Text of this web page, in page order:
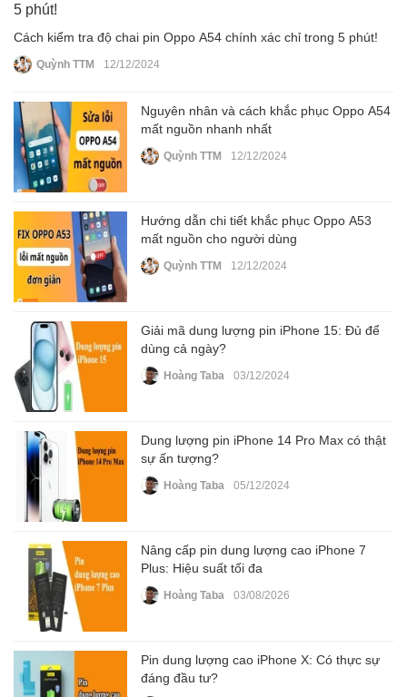
Cách kiểm tra độ chai pin Oppo A54 chính xác chỉ trong 5 phút!
Quỳnh TTM 12/12/2024
Nguyên nhân và cách khắc phục Oppo A54
mất nguồn nhanh nhất
Quỳnh TTM 12/12/2024
Hướng dẫn chi tiết khắc phục Oppo A53
mất nguồn cho người dùng
Quỳnh TTM 12/12/2024
Giải mã dung lượng pin iPhone 15: Đủ để
dùng cả ngày?
Hoàng Taba 03/12/2024
Dung lượng pin iPhone 14 Pro Max có thật
sự ấn tượng?
Hoàng Taba 05/12/2024
Nâng cấp pin dung lượng cao iPhone 7
Plus: Hiệu suất tối đa
Hoàng Taba 03/08/2026
Pin dung lượng cao iPhone X: Có thực sự
đáng đầu tư?